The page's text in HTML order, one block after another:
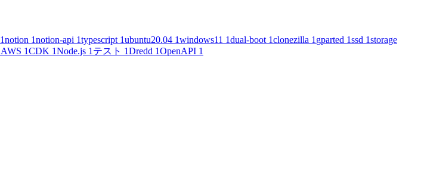
1notion 1notion-api 1typescript 1ubuntu20.04 1windows11 1dual-boot 1clonezilla 1 gparted 1ssd 1storage
AWS 1CDK 1Node.js 1 テスト 1Dredd 1OpenAPI 1